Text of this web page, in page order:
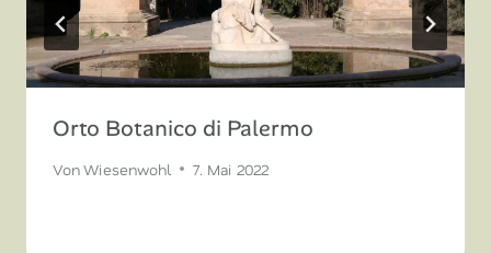
Orto Botanico di Palermo
Von Wiesenwohl 7. Mai 2022